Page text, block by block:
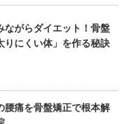
ながらダイエット！骨盤
りにくい体」を作る秘訣
腰痛を骨盤矯正で根本解